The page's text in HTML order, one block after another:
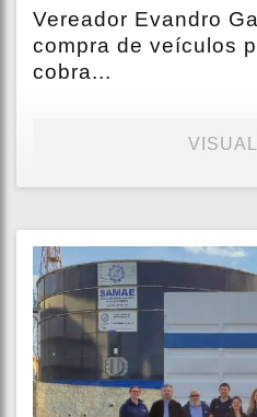
Vereador Evandro
compra de veículos
cobra...